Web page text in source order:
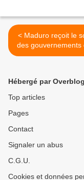
< Maduro reçoit le soutien
des gouvernements
mouvements
Hébergé par Overblog
Top articles
Pages
Contact
Signaler un abus
C.G.U.
Cookies et données